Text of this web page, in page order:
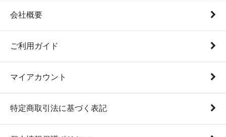
会社概要
ご利用ガイド
マイアカウント
特定商取引法に基づく表記